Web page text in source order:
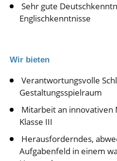
Sehr gute
Englischkenntnisse
Wir bieten
Verantwortungsvolle
Gestaltungsspielraum
Mitarbeit an
Klasse III
Herausforderndes,
Aufgabenfeld in einem